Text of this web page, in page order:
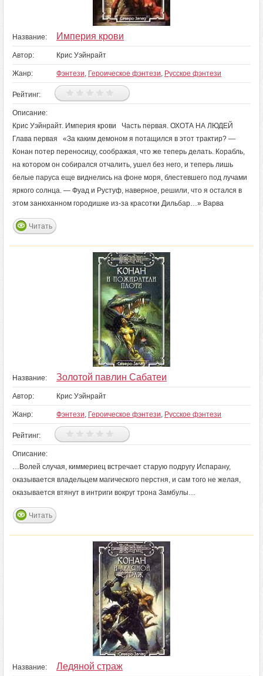
Название: Империя крови
Автор: Крис Уэйнрайт
Жанр: Фэнтези, Героическое фэнтези, Русское фэнтези
Рейтинг:
Описание:
Крис Уэйнрайт. Империя крови Часть первая. ОХОТА НА ЛЮДЕЙ
Глава первая «За каким демоном я потащился в этот трактир? —
Конан потер переносицу, соображая, что же теперь делать. Корабль,
на котором он собирался отчалить, ушел без него, и теперь лишь
белые паруса еще виднелись на фоне моря, блестевшего под лучами
яркого солнца. — Фуад и Рустуф, наверное, решили, что я остался в
этом занюханном городишке из-за красотки Дильбар…» Варва
Читать
Название: Золотой павлин Сабатеи
Автор: Крис Уэйнрайт
Жанр: Фэнтези, Героическое фэнтези, Русское фэнтези
Рейтинг:
Описание:
…Волей случая, киммериец встречает старую подругу Испарану,
оказывается владельцем магического перстня, и сам того не желая,
оказывается втянут в интриги вокруг трона Замбулы…
Читать
Название: Ледяной страж